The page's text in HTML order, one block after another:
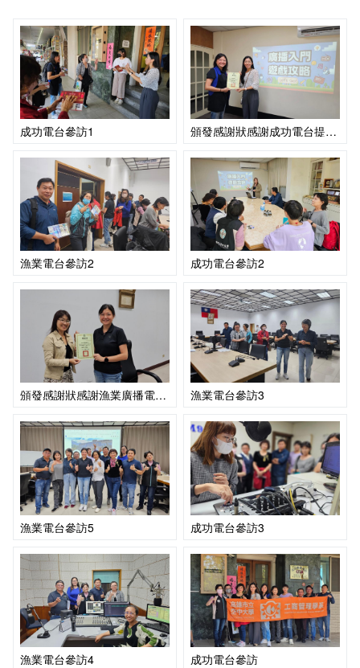
課程地圖主頁
專業基礎必選修與領域
成功電台參訪1 頒發感謝狀感謝成功電台提供師生參訪
漁業電台參訪2 成功電台參訪2
頒發感謝狀感謝漁業廣播電台提供師生參訪 漁業電台參訪3
漁業電台參訪5 成功電台參訪3
漁業電台參訪4 成功電台參訪